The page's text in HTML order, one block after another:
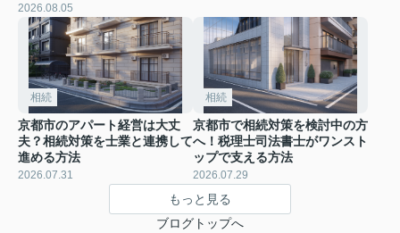
2026.08.05
相続
京都市のアパート経営は大丈
夫？相続対策を士業と連携して
進める方法
2026.07.31
相続
京都市で相続対策を検討中の方
へ！税理士司法書士がワンスト
ップで支える方法
2026.07.29
もっと見る
ブログトップへ